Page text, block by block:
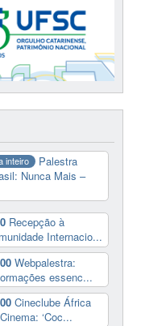
inteiro
Palestra
Nunca Mais –
Recepção à
Internacio...
Webpalestra:
essenc...
Cineclube África
‘Coc...